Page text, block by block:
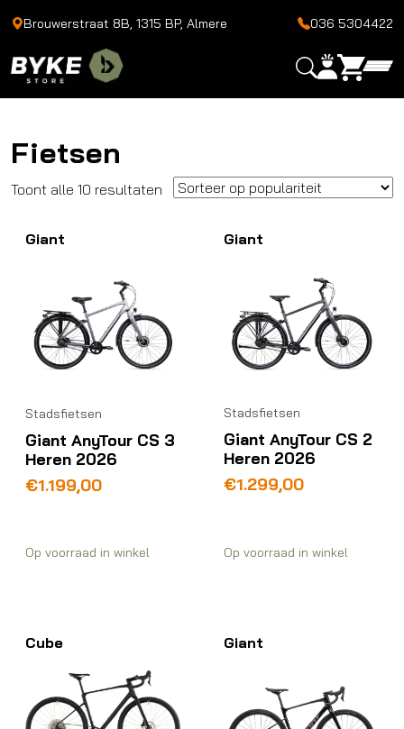
Brouwerstraat 8B, 1315 BP, Almere 036 5304422
Fietsen
Toont alle 10 resultaten Gesorteerd
populariteit
Giant
Stadsfietsen
Giant AnyTour CS 3
Heren 2026
€1.199,00
Op voorraad in winkel
Giant
Stadsfietsen
Giant AnyTour CS 2
Heren 2026
€1.299,00
Op voorraad in winkel
Cube Giant